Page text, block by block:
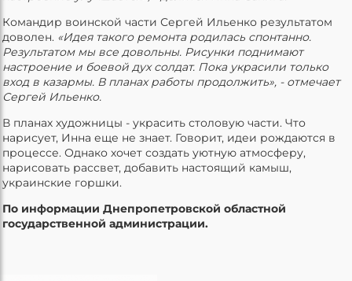
Командир воинской части Сергей Ильенко результатом
доволен. «Идея такого ремонта родилась спонтанно.
Результатом мы все довольны. Рисунки поднимают
настроение и боевой дух солдат. Пока украсили только
вход в казармы. В планах работы продолжить», - отмечает
Сергей Ильенко.
В планах художницы - украсить столовую части. Что
нарисует, Инна еще не знает. Говорит, идеи рождаются в
процессе. Однако хочет создать уютную атмосферу,
нарисовать рассвет, добавить настоящий камыш,
украинские горшки.
По информации Днепропетровской областной
государственной администрации.